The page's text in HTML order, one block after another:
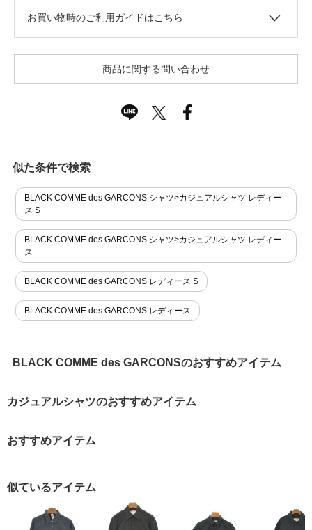
お買い物時のご利用ガイドはこちら
商品に関する問い合わせ
似た条件で検索
BLACK COMME des GARCONS シャツ>カジュアルシャツ レディー
ス S
BLACK COMME des GARCONS シャツ>カジュアルシャツ レディー
ス
BLACK COMME des GARCONS レディース S
BLACK COMME des GARCONS レディース
BLACK COMME des GARCONSのおすすめアイテム
カジュアルシャツのおすすめアイテム
おすすめアイテム